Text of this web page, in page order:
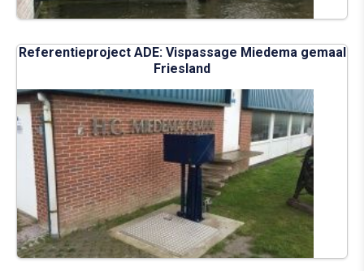
Referentieproject ADE: Vispassage Miedema gemaal
Friesland